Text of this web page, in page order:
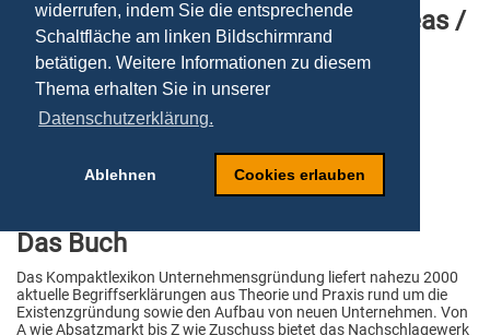
widerrufen, indem Sie die entsprechende
Schaltfläche am linken Bildschirmrand
betätigen. Weitere Informationen zu diesem
Thema erhalten Sie in unserer
Datenschutzerklärung.
Ablehnen Cookies erlauben
Tobias Kollmann / Kuckertz, Andreas /
Stöckmann, Christoph(Hrsg.)
Gabler-Kompakt-Lexikon Unternehmensgründung:
2.000 Begriffe nachschlagen, verstehen, anwenden
3., überarbeitete und erweiterte Auflage
ISBN: 978-3-658-30900-8 (Softcover)
Gabler, Wiesbaden 2021.
Das Buch
Das Kompaktlexikon Unternehmensgründung liefert nahezu 2000
aktuelle Begriffserklärungen aus Theorie und Praxis rund um die
Existenzgründung sowie den Aufbau von neuen Unternehmen. Von
A wie Absatzmarkt bis Z wie Zuschuss bietet das Nachschlagewerk